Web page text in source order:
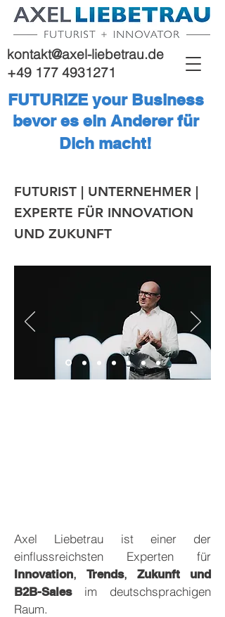
kontakt@axel-liebetrau.de
+49 177 4931271
FUTURIZE your Business
bevor es ein Anderer für
Dich macht!
FUTURIST | UNTERNEHMER |
EXPERTE FÜR INNOVATION
UND ZUKUNFT
Axel Liebetrau ist einer der
einflussreichsten Experten für
Innovation, Trends, Zukunft und
B2B-Salesim deutschsprachigen
Raum.